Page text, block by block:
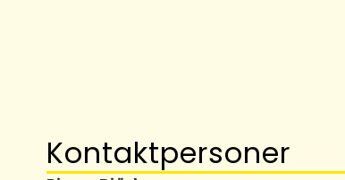
Kontaktpersoner